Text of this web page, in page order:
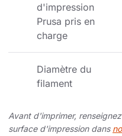
d'impression
Prusa pris en
charge
Diamètre du
filament
Avant d'imprimer,
surface d'impression dans